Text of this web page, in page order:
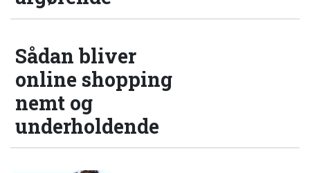
Sådan bliver
online shopping
nemt og
underholdende